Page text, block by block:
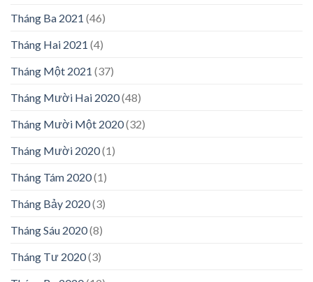
Tháng Ba 2021 (46)
Tháng Hai 2021 (4)
Tháng Một 2021 (37)
Tháng Mười Hai 2020(48)
Tháng Mười Một 2020(32)
Tháng Mười 2020(1)
Tháng Tám 2020(1)
Tháng Bảy 2020(3)
Tháng Sáu 2020(8)
Tháng Tư 2020(3)